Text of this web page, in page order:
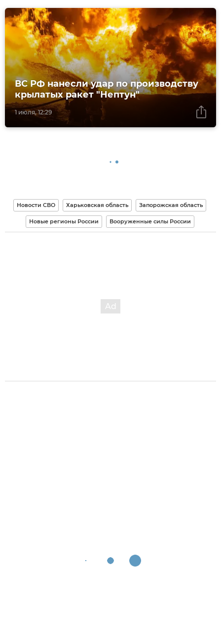
1 июля, 12:29
ВС РФ нанесли удар по производству
крылатых ракет "Нептун"
Новости СВО Харьковская область Запорожская область
Новые регионы России Вооруженные силы России